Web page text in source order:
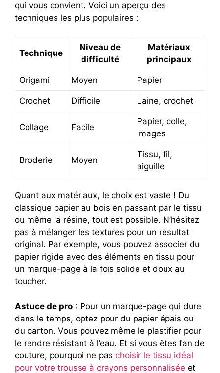
qui vous convient. Voici un aperçu des
techniques les plus populaires :
Technique
Niveau de
difficulté
Matériaux
principaux
Origami Moyen Papier
Crochet Difficile Laine, crochet
Collage Facile
Papier, colle,
images
Broderie Moyen
Tissu, fil,
aiguille
Quant aux matériaux, le choix est vaste ! Du
classique papier au bois en passant par le tissu
ou même la résine, tout est possible. N’hésitez
pas à mélanger les textures pour un résultat
original. Par exemple, vous pouvez associer du
papier rigide avec des éléments en tissu pour
un marque-page à la fois solide et doux au
toucher.
Astuce de pro : Pour un marque-page qui dure
dans le temps, optez pour du papier épais ou
du carton. Vous pouvez même le plastifier pour
le rendre résistant à l’eau. Et si vous êtes fan de
couture, pourquoi ne pas choisir le tissu idéal
pour votre trousse à crayons personnalisée et